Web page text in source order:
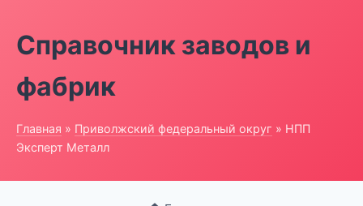
Справочник заводов и
фабрик
Главная » Приволжский федеральный округ » НПП
Эксперт Металл